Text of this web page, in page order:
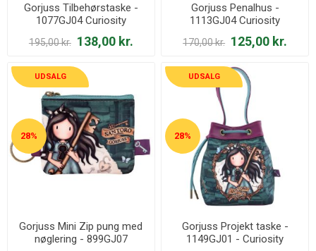
Gorjuss Tilbehørstaske -
1077GJ04 Curiosity
195,00 kr. 138,00 kr.
Gorjuss Penalhus -
1113GJ04 Curiosity
170,00 kr. 125,00 kr.
UDSALG
28%
Gorjuss Mini Zip pung med
nøglering - 899GJ07
UDSALG
28%
Gorjuss Projekt taske -
1149GJ01 - Curiosity